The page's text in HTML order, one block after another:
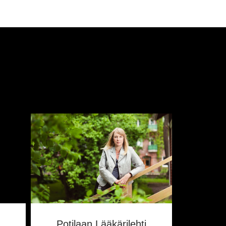
Potilaan Lääkärilehti